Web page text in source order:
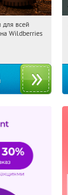
Получили:
всей
Wildberries